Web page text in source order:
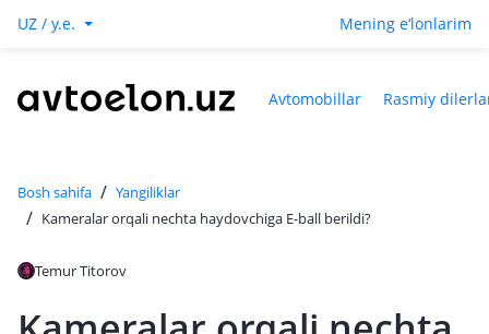
UZ / y.e. Mening e‘lonlarim
Avtomobillar Rasmiy
Bosh sahifa / Yangiliklar
/ Kameralar orqali nechta haydovchiga E-ball berildi?
Temur Titorov